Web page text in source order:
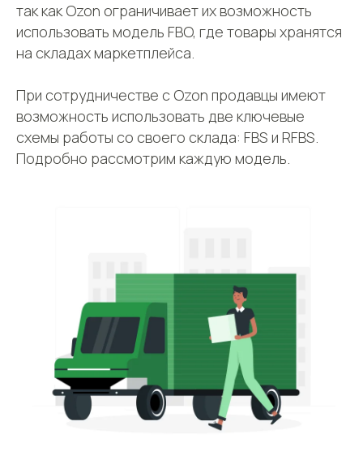
так как Ozon ограничивает их возможность
использовать модель FBO, где товары хранятся
на складах маркетплейса.
При сотрудничестве с Ozon продавцы имеют
возможность использовать две ключевые
схемы работы со своего склада: FBS и RFBS.
Подробно рассмотрим каждую модель.